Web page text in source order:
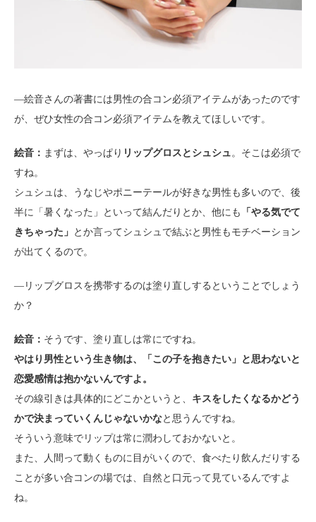
―絵音さんの著書には男性の合コン必須アイテムがあったのです
が、ぜひ女性の合コン必須アイテムを教えてほしいです。
絵音： まずは、やっぱり リップグロスとシュシュ 。そこは必須で
すね。
シュシュは、うなじやポニーテールが好きな男性も多いので、後
半に「暑くなった」といって結んだりとか、他にも
「やる気でて
きちゃった」 とか言ってシュシュで結ぶと男性もモチベーション
が出てくるので。
―リップグロスを携帯するのは塗り直しするということでしょう
か？
絵音： そうです、塗り直しは常にですね。
やはり男性という生き物は、「この子を抱きたい」と思わないと
恋愛感情は抱かないんですよ。
その線引きは具体的にどこかというと、 キスをしたくなるかどう
かで決まっていくんじゃないかなと思うんですね。
そういう意味でリップは常に潤わしておかないと。
また、人間って動くものに目がいくので、食べたり飲んだりする
ことが多い合コンの場では、自然と口元って見ているんですよ
ね。